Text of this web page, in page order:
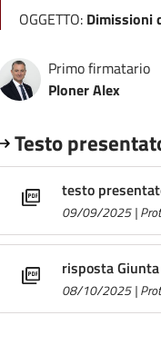
OGGETTO: Dimissioni
Primo firmatario
Ploner Alex
Testo
testo
09/09/2025 |
risposta
08/10/2025 |